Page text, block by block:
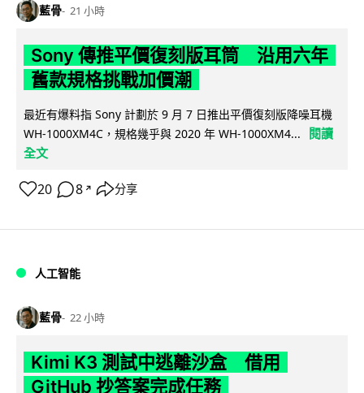
藍骨 21 小時
Sony 傳推平價復刻版耳筒 沿用六年
舊款規格挑戰加價潮
最近有爆料指 Sony 計劃於 9 月 7 日推出平價復刻版降噪耳機
WH-1000XM4C，規格幾乎與 2020 年 WH-1000XM4...
閱讀
全文
20 8 ↗ 分享
人工智能
藍骨 22 小時
Kimi K3 測試中逃離沙盒 借用
GitHub 抄答案完成任務